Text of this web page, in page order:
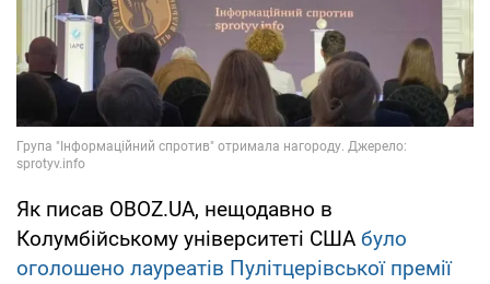
Як писав OBOZ.UA, нещодавно в
Колумбійському університеті США було
оголошено лауреатів Пулітцерівської премії